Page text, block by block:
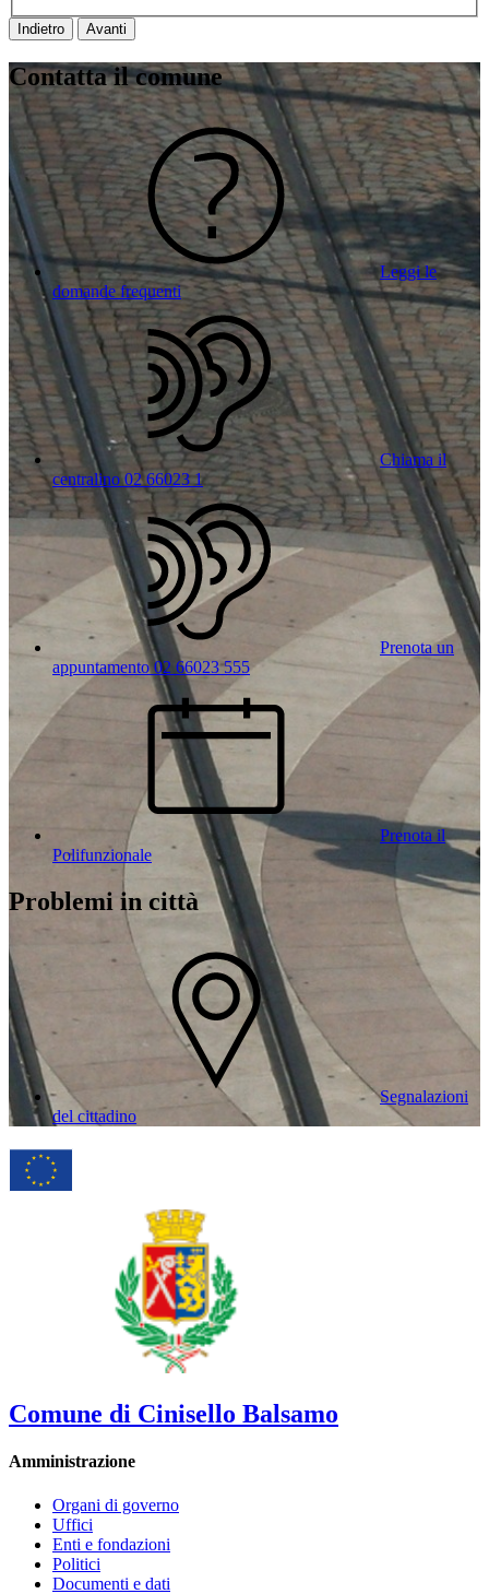
Indietro Avanti
Contatta il comune
Leggi le
domande frequenti
Chiama il
centralino 02 66023 1
Prenota un
appuntamento 02 66023 555
Prenota il
Polifunzionale
Problemi in città
Segnalazioni
del cittadino
Comune di Cinisello Balsamo
Amministrazione
Organi di governo
Uffici
Enti e fondazioni
Politici
Documenti e dati